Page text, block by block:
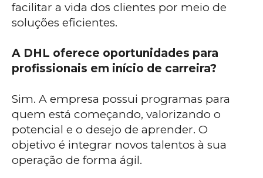
facilitar a vida dos clientes por meio de
soluções eficientes.
A DHL oferece oportunidades para
profissionais em início de carreira?
Sim. A empresa possui programas para
quem está começando, valorizando o
potencial e o desejo de aprender. O
objetivo é integrar novos talentos à sua
operação de forma ágil.